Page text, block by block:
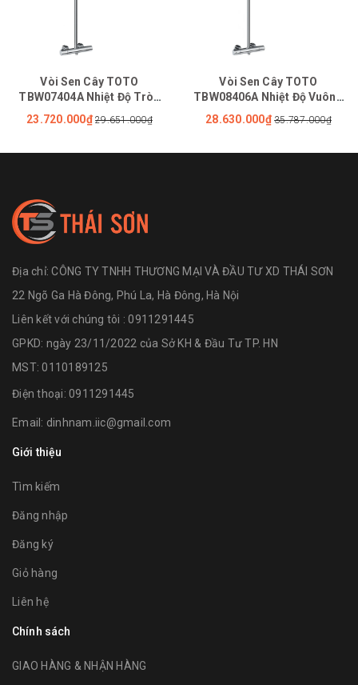
Vòi Sen Cây TOTO
TBW07404A Nhiệt Độ Tròn
200mm Dòng G
23.720.000₫ 29.651.000₫
Vòi Sen Cây TOTO
TBW08406A Nhiệt Độ Vuông
300mm
28.630.000₫ 35.787.000₫
Địa chỉ:CÔNG TY TNHH THƯƠNG MẠI VÀ ĐẦU TƯ XD THÁI SƠN
22 Ngõ Ga Hà Đông, Phú La, Hà Đông, Hà Nội
Liên kết với chúng tôi : 0911291445
GPKD: ngày 23/11/2022 của Sở KH & Đầu Tư TP. HN
MST: 0110189125
Điện thoại: 0911291445
Email: dinhnam.iic@gmail.com
Giới thiệu
Tìm kiếm
Đăng nhập
Đăng ký
Giỏ hàng
Liên hệ
Chính sách
GIAO HÀNG & NHẬN HÀNG